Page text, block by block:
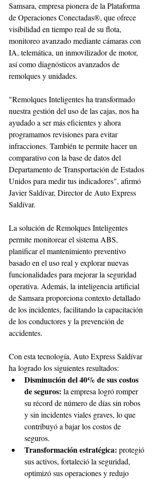
Samsara, empresa pionera de la Plataforma
de Operaciones Conectadas®, que ofrece
visibilidad en tiempo real de su flota,
monitoreo avanzado mediante cámaras con
IA, telemática, un inmovilizador de motor,
así como diagnósticos avanzados de
remolques y unidades.
"Remolques Inteligentes ha transformado
nuestra gestión del uso de las cajas, nos ha
ayudado a ser más eficientes y ahora
programamos revisiones para evitar
infracciones. También te permite hacer un
comparativo con la base de datos del
Departamento de Transportación de Estados
Unidos para medir tus indicadores", afirmó
Javier Saldívar, Director de Auto Express
Saldívar.
La solución de Remolques Inteligentes
permite monitorear el sistema ABS,
planificar el mantenimiento preventivo
basado en el uso real y explorar nuevas
funcionalidades para mejorar la seguridad
operativa. Además, la inteligencia artificial
de Samsara proporciona contexto detallado
de los incidentes, facilitando la capacitación
de los conductores y la prevención de
accidentes.
Con esta tecnología, Auto Express Saldívar
ha logrado los siguientes resultados:
Disminución del 40% de sus costos
de seguros: la empresa logró romper
su récord de número de días sin robos
y sin incidentes viales graves, lo que
contribuyó a bajar los costos de
seguros.
Transformación estratégica: protegió
sus activos, fortaleció la seguridad,
optimizó sus operaciones y redujo